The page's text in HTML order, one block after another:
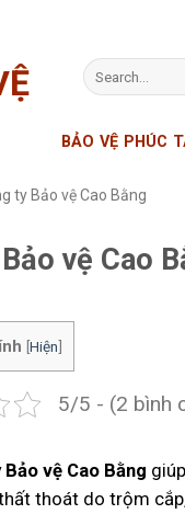
BẢO VỆ PHÚC
ty Bảo vệ Cao Bằng
vệ Cao
[Hiện]
5/5 - (2 bình
vệ Cao Bằng
thoát do trộm